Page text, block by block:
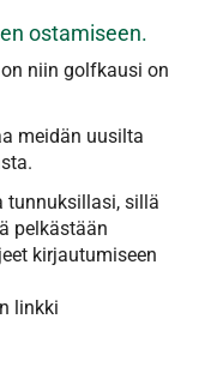
ostamiseen.
niin golfkausi on
meidän uusilta
tunnuksillasi, sillä
pelkästään
kirjautumiseen
linkki